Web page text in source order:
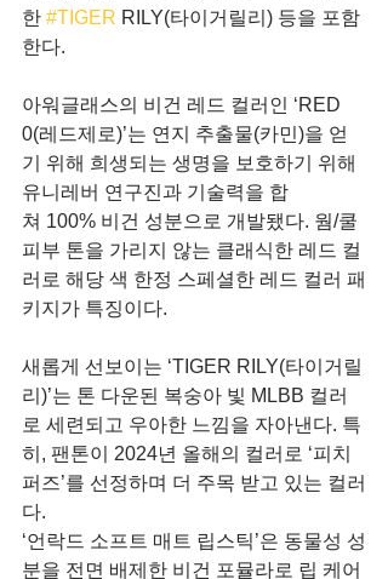
한 #TIGER RILY(타이거릴리) 등을 포함
한다.
아워글래스의 비건 레드 컬러인 ‘RED
0(레드제로)’는 연지 추출물(카민)을 얻
기 위해 희생되는 생명을 보호하기 위해
유니레버 연구진과 기술력을 합
쳐 100% 비건 성분으로 개발됐다. 웜/쿨
피부 톤을 가리지 않는 클래식한 레드 컬
러로 해당 색 한정 스페셜한 레드 컬러 패
키지가 특징이다.
새롭게 선보이는 ‘TIGER RILY(타이거릴
리)’는 톤 다운된 복숭아 빛 MLBB 컬러
로 세련되고 우아한 느낌을 자아낸다. 특
히, 팬톤이 2024년 올해의 컬러로 ‘피치
퍼즈’를 선정하며 더 주목 받고 있는 컬러
다.
‘언락드 소프트 매트 립스틱’은 동물성 성
분을 전면 배제한 비건 포뮬라로 립 케어